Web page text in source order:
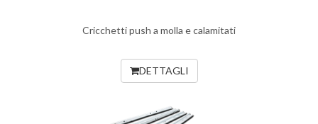
Cricchetti push a molla e calamitati
DETTAGLI